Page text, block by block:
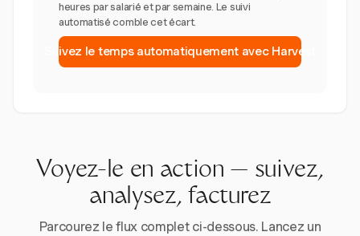
heures par salarié et par semaine. Le suivi
automatisé comble cet écart.
Suivez le temps automatiquement avec Harvest
Voyez-le en action — suivez,
analysez, facturez
Parcourez le flux complet ci-dessous. Lancez un